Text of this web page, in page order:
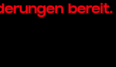
bereit.